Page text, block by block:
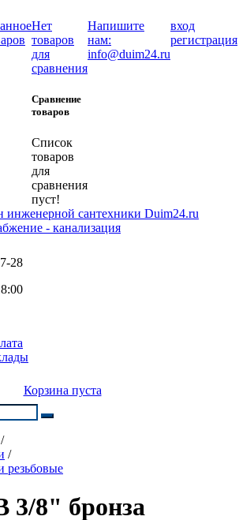
Нет
товаров
для
сравнения
Сравнение
товаров
Список
товаров
для
сравнения
пуст!
Напишите
нам:
info@duim24.ru
вход
регистрация
- канализация
28
Корзина пуста
/
/
резьбовые
8" бронза